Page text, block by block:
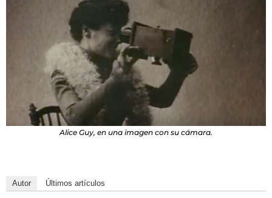
Alice Guy, en una imagen con su cámara.
Autor Últimos artículos